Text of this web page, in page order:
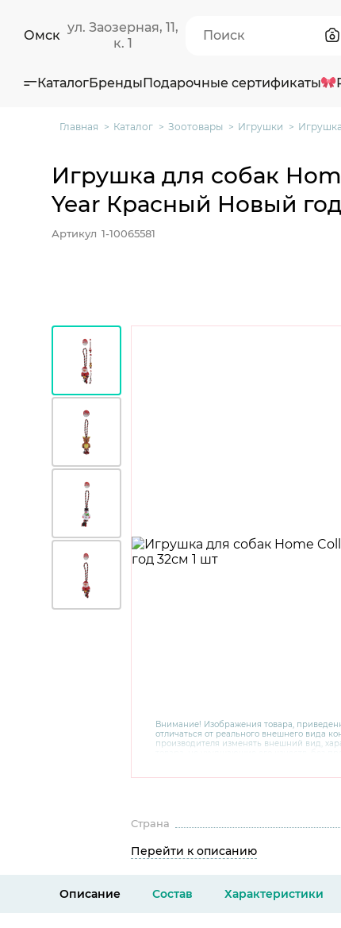
Омск
ул. Заозерная, 11,
к. 1
КаталогБрендыПодарочные сертификаты
Главная Каталог Зоотовары Игрушки
Внимание! Изображения товара,
отличаться от реального внешнего вида
производителя изменять внешний вид,
консультантов по номеру 8 800 200 78 80.
Игрушка для собак
Year Красный Новый
Артикул 1-10065581
Страна
Перейти к описанию
Описание Состав Характеристики